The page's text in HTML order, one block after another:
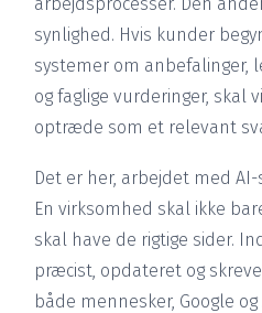
synlighed. Hvis kunder
systemer om anbefalinger,
og faglige vurderinger, skal
optræde som et relevant
Det er her, arbejdet med
En virksomhed skal ikke
skal have de rigtige sider.
præcist, opdateret og
både mennesker, Google